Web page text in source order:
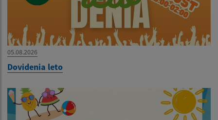
05.08.2026
Dovidenia leto